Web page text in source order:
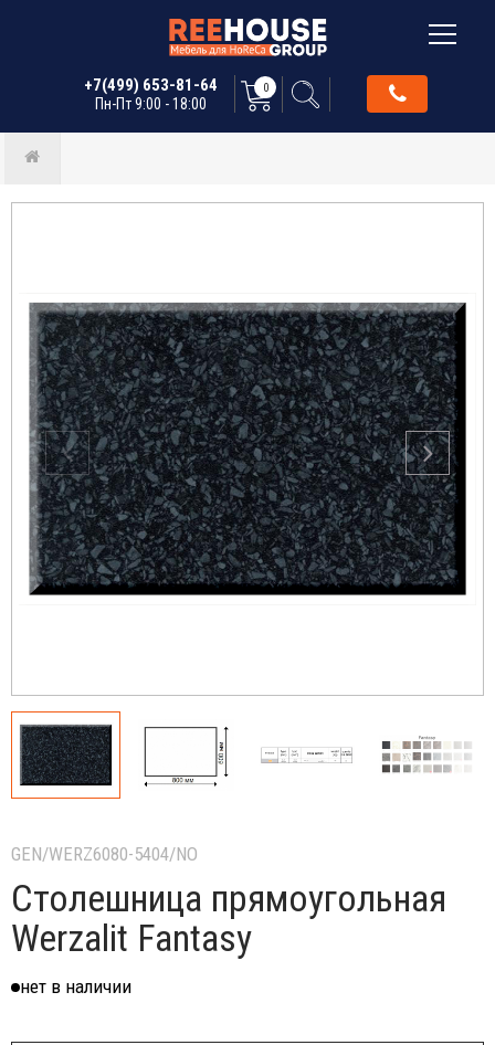
+7(499) 653-81-64
Пн-Пт 9:00 - 18:00
0
GEN/WERZ6080-5404/NO
Столешница прямоугольная
Werzalit Fantasy
нет в наличии